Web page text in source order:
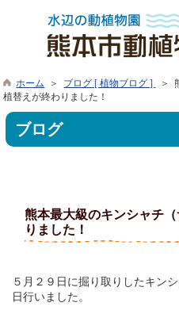
ホーム ＞ ブログ [ 植物ブログ ]
＞
植替えが終わりました！
ブログ
熊本最大級のキンシャチ
りました！
５月２９日に掘り取りしたキン
日行いました。